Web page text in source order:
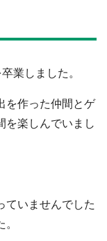
業しました。
を作った仲間とゲ
を楽しんでいまし
ていませんでした